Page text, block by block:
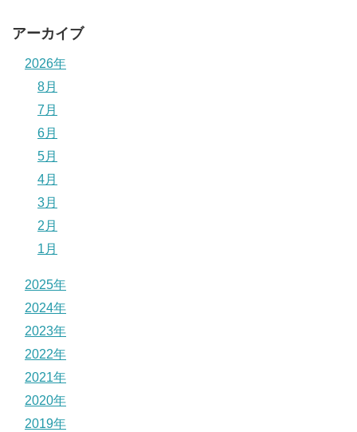
アーカイブ
2026年
8月
7月
6月
5月
4月
3月
2月
1月
2025年
2024年
2023年
2022年
2021年
2020年
2019年